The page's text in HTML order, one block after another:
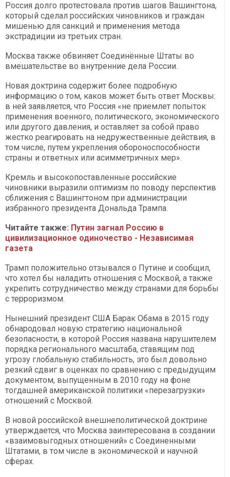
Россия долго протестовала против шагов Вашингтона,
который сделал российских чиновников и граждан
мишенью для санкций и применения метода
экстрадиции из третьих стран.
Москва также обвиняет Соединённые Штаты во
вмешательстве во внутренние дела России.
Новая доктрина содержит более подробную
информацию о том, каков может быть ответ Москвы:
в ней заявляется, что Россия «не приемлет попыток
применения военного, политического, экономического
или другого давления, и оставляет за собой право
жестко реагировать на недружественные действия, в
том числе, путем укрепления обороноспособности
страны и ответных или асимметричных мер».
Кремль и высокопоставленные российские
чиновники выразили оптимизм по поводу перспектив
сближения с Вашингтоном при администрации
избранного президента Дональда Трампа.
Читайте также: Путин загнал Россию в
цивилизационное одиночество - Независимая
газета
Трамп положительно отзывался о Путине и сообщил,
что хотел бы наладить отношения с Москвой, а также
укрепить сотрудничество между странами для борьбы
с терроризмом.
Нынешний президент США Барак Обама в 2015 году
обнародовал новую стратегию национальной
безопасности, в которой Россия названа нарушителем
порядка регионального масштаба, ставящим под
угрозу глобальную стабильность, это был довольно
резкий сдвиг в оценках по сравнению с предыдущим
документом, выпущенным в 2010 году на фоне
тогдашней американской политики «перезагрузки»
отношений с Москвой.
В новой российской внешнеполитической доктрине
утверждается, что Москва заинтересована в создании
«взаимовыгодных отношений» с Соединенными
Штатами, в том числе в экономической и научной
сферах.